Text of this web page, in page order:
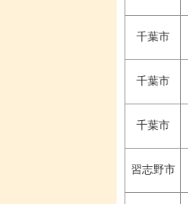
千葉市
千葉市
千葉市
習志野市